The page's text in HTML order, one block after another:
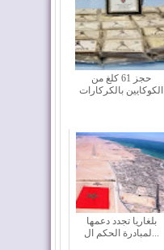
حجز 61 كلغ من
الكوكايين بالكركارات
بلغاريا تجدد دعمها